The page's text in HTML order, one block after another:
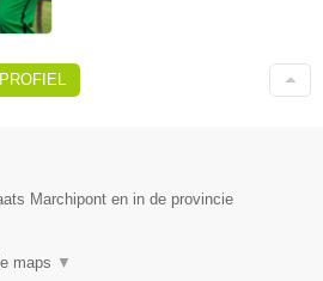
Marchipont en in de provincie
maps ▼